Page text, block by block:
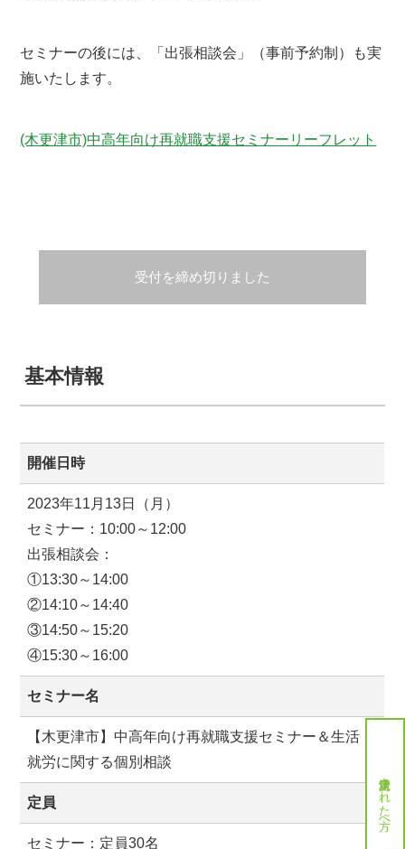
セミナーの後には、「出張相談会」（事前予約制）も実
施いたします。
(木更津市)中高年向け再就職支援セミナーリーフレット
受付を締め切りました
基本情報
開催日時
2023年11月13日（月）
セミナー：10:00～12:00
出張相談会：
①13:30～14:00
②14:10～14:40
③14:50～15:20
④15:30～16:00
セミナー名
【木更津市】中高年向け再就職支援セミナー＆生活・
就労に関する個別相談
定員
セミナー：定員30名
就労決定された方へ